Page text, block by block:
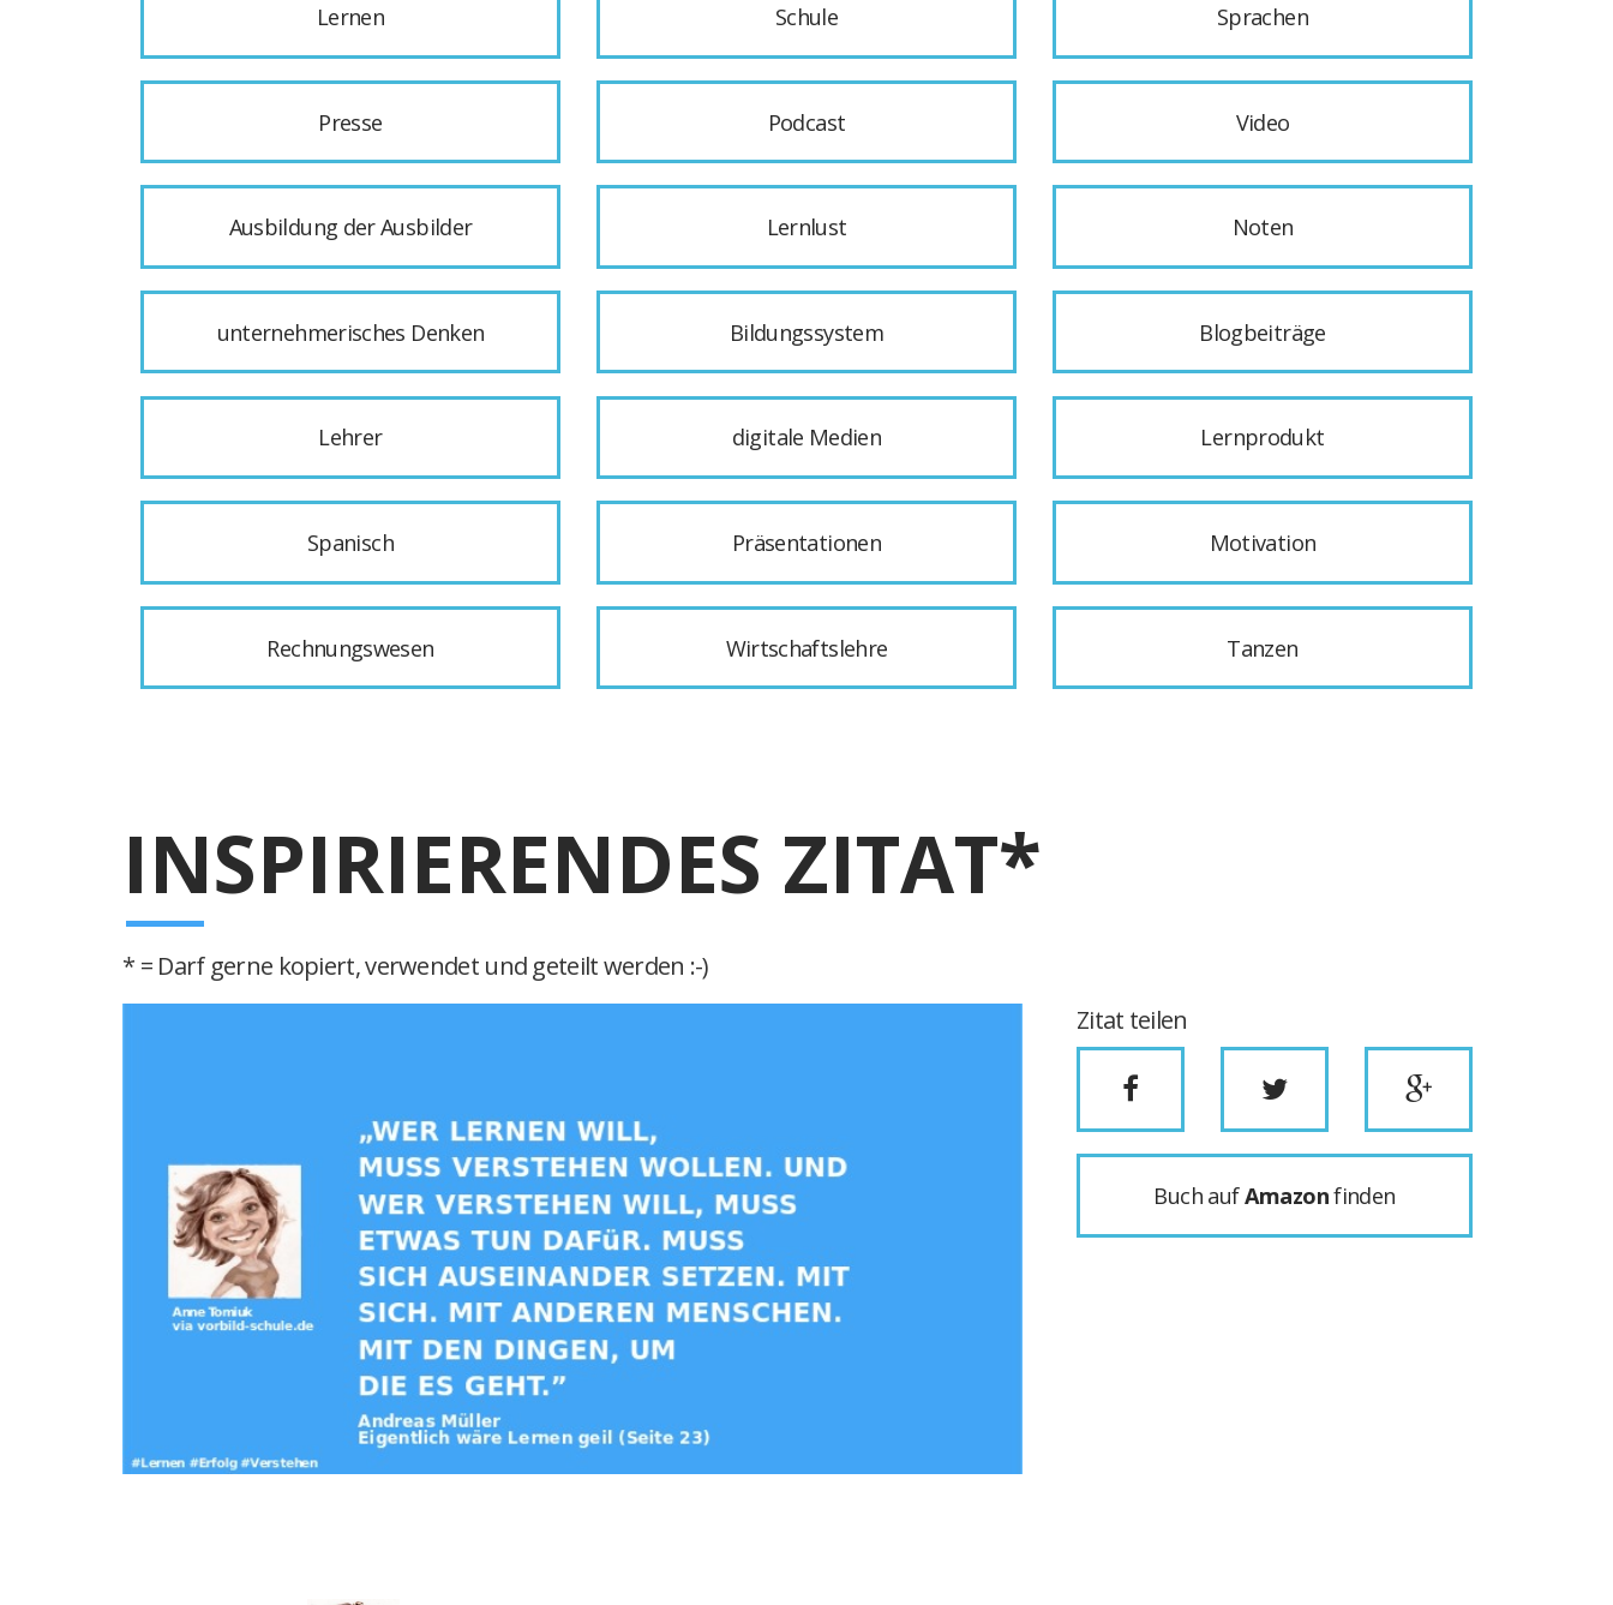
Lernen Schule Sprachen
Presse Podcast Video
Ausbildung der Ausbilder Lernlust Noten
unternehmerisches Denken Bildungssystem Blogbeiträge
Lehrer digitale Medien Lernprodukt
Spanisch Präsentationen Motivation
Rechnungswesen Wirtschaftslehre Tanzen
INSPIRIERENDES ZITAT*
* = Darf gerne kopiert, verwendet und geteilt werden :-)
Zitat teilen
Buch aufAmazonfinden